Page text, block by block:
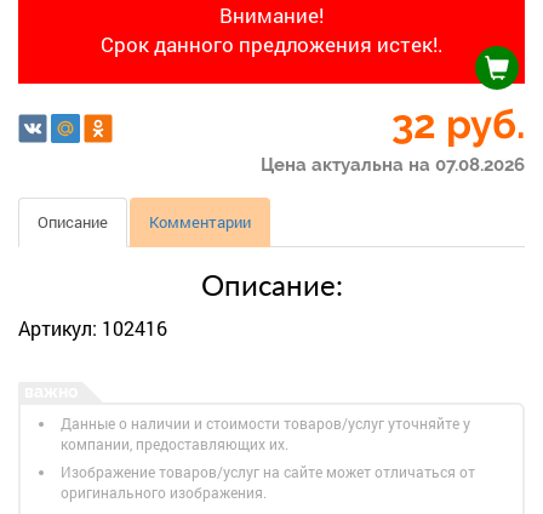
Внимание!
Срок данного предложения истек!.
32 руб.
Цена актуальна на 07.08.2026
Описание Комментарии
Описание:
Артикул: 102416
Данные о наличии и стоимости товаров/услуг уточняйте у
компании, предоставляющих их.
Изображение товаров/услуг на сайте может отличаться от
оригинального изображения.